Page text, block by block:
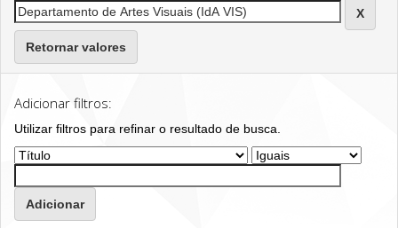
Retornar valores
Adicionar filtros:
Utilizar filtros para refinar o resultado de busca.